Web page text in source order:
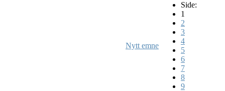
Nytt emne
Side:
1
2
3
4
5
6
7
8
9